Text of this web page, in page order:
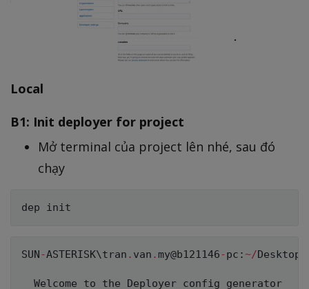
Local
B1: Init deployer for project
Mở terminal của project lên nhé, sau đó
chạy
SUN-ASTERISK\tran . van . my@b121146-pc :~/Desktop
  Welcome to the Deployer config generator